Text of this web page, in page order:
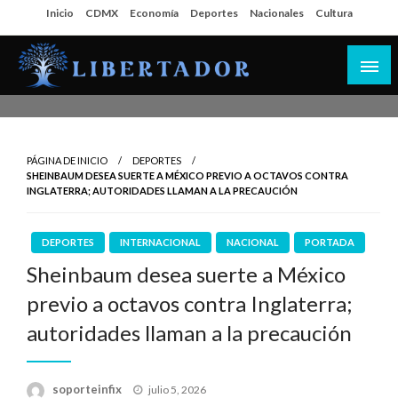
al
contenido
Inicio CDMX Economía Deportes Nacionales Cultura
PÁGINA DE INICIO
DEPORTES
SHEINBAUM DESEA SUERTE A MÉXICO PREVIO A OCTAVOS CONTRA
INGLATERRA; AUTORIDADES LLAMAN A LA PRECAUCIÓN
DEPORTES INTERNACIONAL NACIONAL PORTADA
Sheinbaum desea suerte a México
previo a octavos contra Inglaterra;
autoridades llaman a la precaución
soporteinfix
Publicado
julio 5, 2026